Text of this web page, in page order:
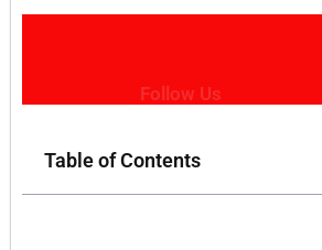
Follow Us
Table of Contents